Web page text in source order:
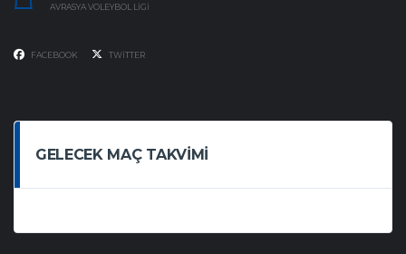
AVRASYA VOLEYBOL LIGI
FACEBOOK TWITTER
GELECEK MAÇ TAKVIMI